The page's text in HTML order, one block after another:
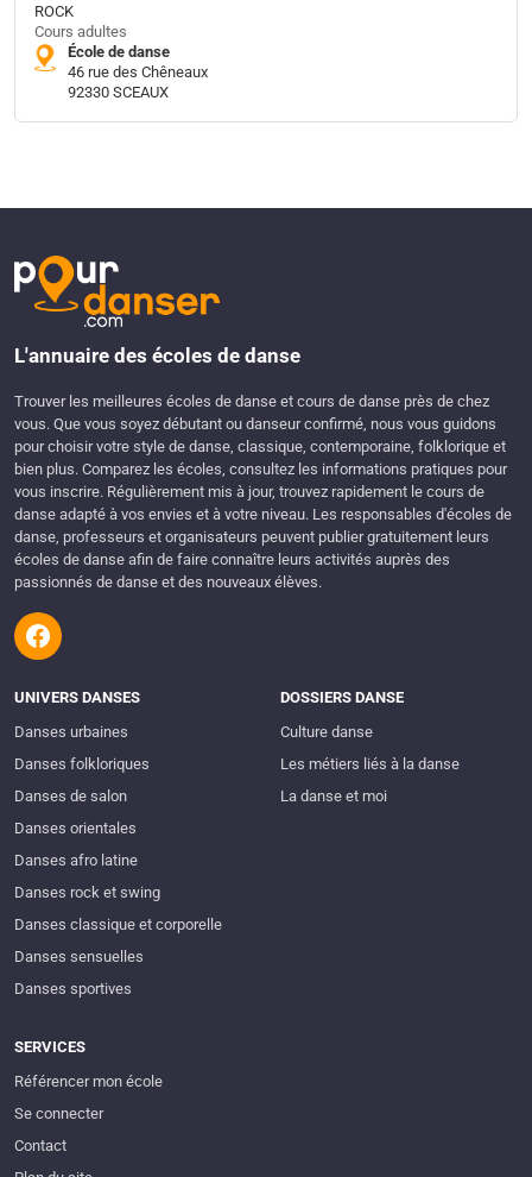
ROCK
Cours adultes
École de danse
46 rue des Chêneaux
92330 SCEAUX
L'annuaire des écoles de danse
Trouver les meilleures écoles de danse et cours de danse près de chez
vous. Que vous soyez débutant ou danseur confirmé, nous vous guidons
pour choisir votre style de danse, classique, contemporaine, folklorique et
bien plus. Comparez les écoles, consultez les informations pratiques pour
vous inscrire. Régulièrement mis à jour, trouvez rapidement le cours de
danse adapté à vos envies et à votre niveau. Les responsables d'écoles de
danse, professeurs et organisateurs peuvent publier gratuitement leurs
écoles de danse afin de faire connaître leurs activités auprès des
passionnés de danse et des nouveaux élèves.
UNIVERS DANSES
Danses urbaines
Danses folkloriques
Danses de salon
Danses orientales
Danses afro latine
Danses rock et swing
Danses classique et corporelle
Danses sensuelles
Danses sportives
DOSSIERS DANSE
Culture danse
Les métiers liés à la danse
La danse et moi
SERVICES
Référencer mon école
Se connecter
Contact